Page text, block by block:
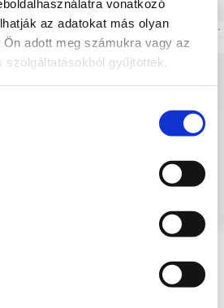
vonatkozó
az adatokat más olyan
adott meg számukra vagy az
szolgáltatásokból gyűjtöttek.
rendelet kötelezővé teszi a digitális